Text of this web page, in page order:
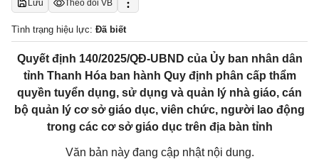
Lưu Theo dõi VB
Tình trạng hiệu lực: Đã biết
Quyết định 140/2025/QĐ-UBND của Ủy ban nhân dân
tỉnh Thanh Hóa ban hành Quy định phân cấp thẩm
quyền tuyển dụng, sử dụng và quản lý nhà giáo, cán
bộ quản lý cơ sở giáo dục, viên chức, người lao động
trong các cơ sở giáo dục trên địa bàn tỉnh
Văn bản này đang cập nhật nội dung.